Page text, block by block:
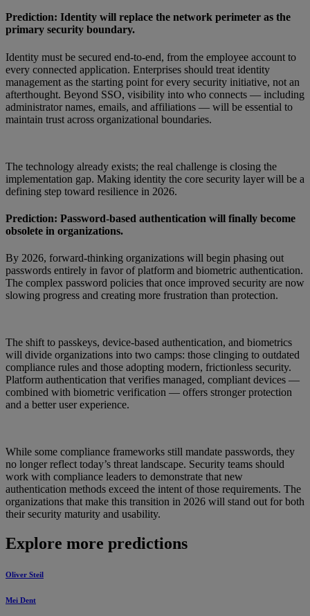
Prediction: Identity will replace the network perimeter as the
primary security boundary.
Identity must be secured end-to-end, from the employee account to
every connected application. Enterprises should treat identity
management as the starting point for every security initiative, not an
afterthought. Beyond SSO, visibility into who connects — including
administrator names, emails, and affiliations — will be essential to
maintain trust across organizational boundaries.
The technology already exists; the real challenge is closing the
implementation gap. Making identity the core security layer will be a
defining step toward resilience in 2026.
Prediction: Password-based authentication will finally become
obsolete in organizations.
By 2026, forward-thinking organizations will begin phasing out
passwords entirely in favor of platform and biometric authentication.
The complex password policies that once improved security are now
slowing progress and creating more frustration than protection.
The shift to passkeys, device-based authentication, and biometrics
will divide organizations into two camps: those clinging to outdated
compliance rules and those adopting modern, frictionless security.
Platform authentication that verifies managed, compliant devices —
combined with biometric verification — offers stronger protection
and a better user experience.
While some compliance frameworks still mandate passwords, they
no longer reflect today’s threat landscape. Security teams should
work with compliance leaders to demonstrate that new
authentication methods exceed the intent of those requirements. The
organizations that make this transition in 2026 will stand out for both
their security maturity and usability.
Explore more predictions
Oliver Steil
Mei Dent